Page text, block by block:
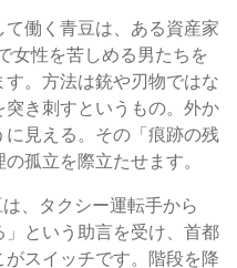
働く青豆は、ある資産家
女性を苦しめる男たちを
。方法は銃や刃物ではな
き刺すというもの。外か
見える。その「痕跡の残
孤立を際立たせます。
、タクシー運転手から
」という助言を受け、首都
スイッチです。階段を降